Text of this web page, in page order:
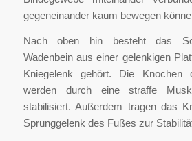
gegeneinander kaum bewegen
Nach oben hin besteht das
Wadenbein aus einer gelenkigen
Kniegelenk gehört. Die Knochen
werden durch eine straffe
stabilisiert. Außerdem tragen das
Sprunggelenk des Fußes zur